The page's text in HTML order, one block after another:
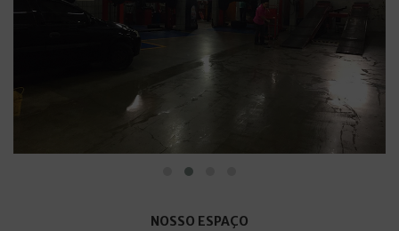
NOSSO ESPAÇO